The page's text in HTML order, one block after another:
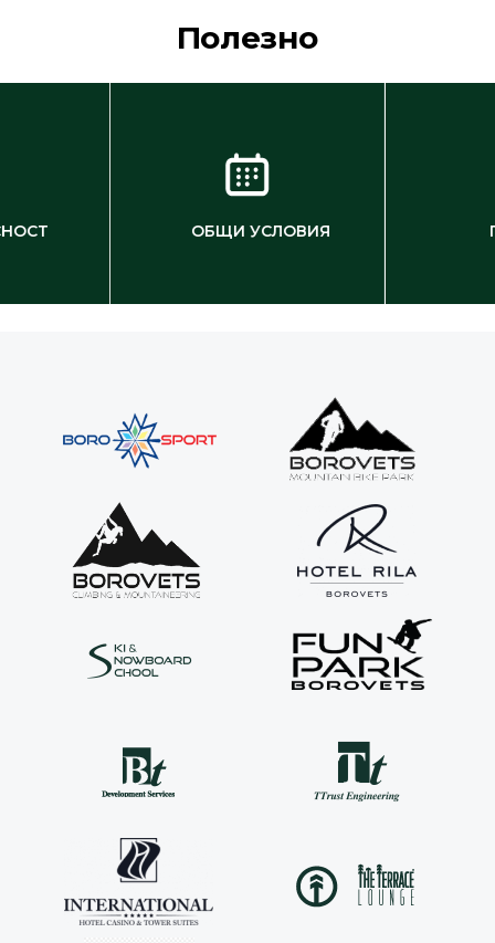
Полезно
ОБЩИ УСЛОВИЯ